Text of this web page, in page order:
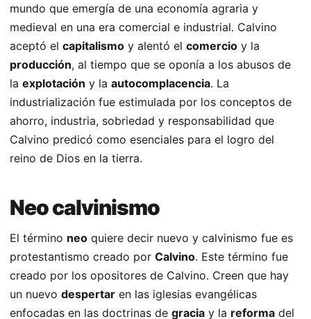
mundo que emergía de una economía agraria y
medieval en una era comercial e industrial. Calvino
aceptó el capitalismo y alentó el comercio y la
producción, al tiempo que se oponía a los abusos de
la explotación y la autocomplacencia. La
industrialización fue estimulada por los conceptos de
ahorro, industria, sobriedad y responsabilidad que
Calvino predicó como esenciales para el logro del
reino de Dios en la tierra.
Neo calvinismo
El término neo quiere decir nuevo y calvinismo fue es
protestantismo creado por Calvino. Este término fue
creado por los opositores de Calvino. Creen que hay
un nuevo despertar en las iglesias evangélicas
enfocadas en las doctrinas de gracia y la reforma del